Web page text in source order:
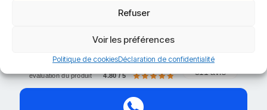
Refuser
Voir les préférences
Politique de cookiesDéclaration de confidentialité
évaluation du produit
4.80 / 5